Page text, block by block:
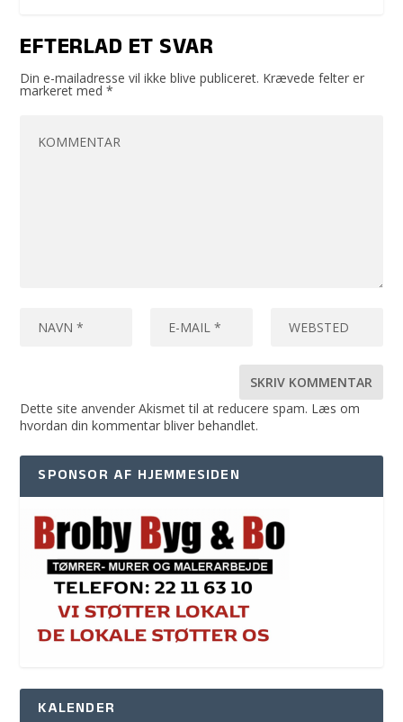
EFTERLAD ET SVAR
Din e-mailadresse vil ikke blive publiceret. Krævede felter er
markeret med*
Dette site anvender Akismet til at reducere spam. Læs om
hvordan din kommentar bliver behandlet.
SPONSOR AF HJEMMESIDEN
KALENDER